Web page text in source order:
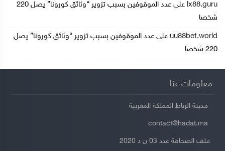
lx88.guru على
عدد الموقوفين بسبب تزوير “وثائق كورونا” يصل 220
شخصا
uu88bet.world على عدد الموقوفين بسبب تزوير “وثائق كورونا” يصل
220 شخصا
معلومات عنا
مدينة الرباط المملكة المغربية
ملف الصحافة عدد 03 ن د 2020